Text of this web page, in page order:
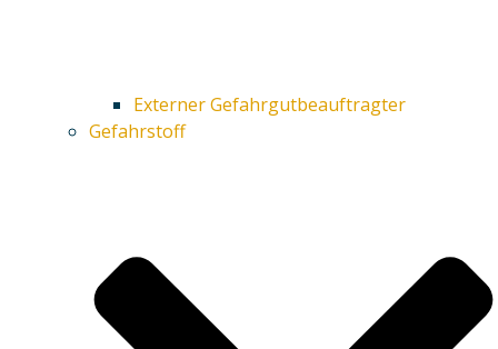
Externer Gefahrgutbeauftragter
Gefahrstoff